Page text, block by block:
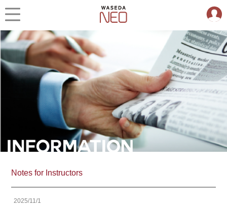
Notes for Instructors
2025/11/1